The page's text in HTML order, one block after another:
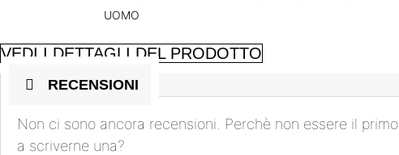
UOMO
VEDI I DETTAGLI DEL PRODOTTO
RECENSIONI
Non ci sono ancora recensioni. Perchè non essere il primo
a scriverne una?